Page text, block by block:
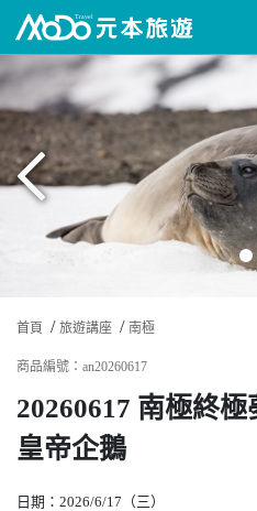
首頁 旅遊講座 南極
商品編號：an20260617
20260617 南極終
皇帝企鵝
日期：2026/6/17（三）